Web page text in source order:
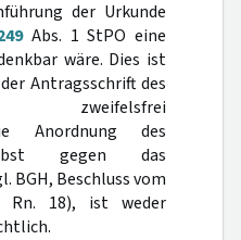
der Urkunde
Abs. 1 StPO eine
wäre. Dies ist
Antragsschrift des
zweifelsfrei
Anordnung des
gegen das
BGH, Beschluss vom
Rn. 18), ist weder